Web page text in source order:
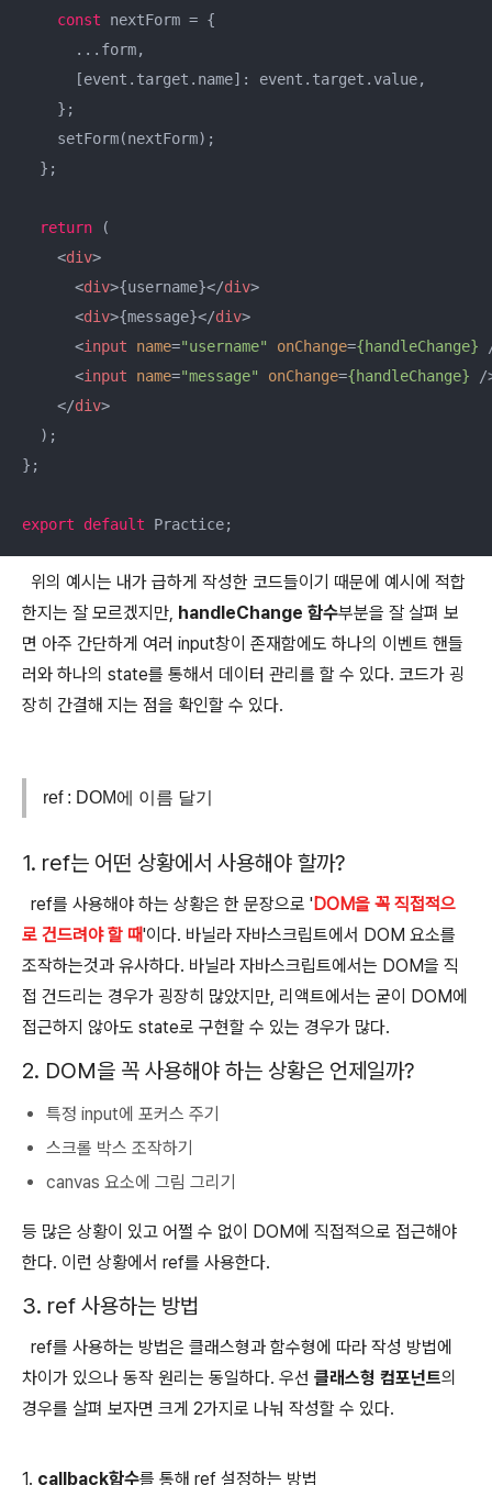
const nextForm = {
      ...form,
      [event.target.name]: event.target.value,
    };
    setForm(nextForm);
  };
return (
<div>
<div>{username}</div>
<div>{message}</div>
<input name="username" onChange={handleChange}
<input name="message" onChange={handleChange} /
</div>
  );
};
export default Practice;
위의 예시는 내가 급하게 작성한 코드들이기 때문에 예시에 적합
한지는 잘 모르겠지만, handleChange 함수부분을 잘 살펴 보
면 아주 간단하게 여러 input창이 존재함에도 하나의 이벤트 핸들
러와 하나의 state를 통해서 데이터 관리를 할 수 있다. 코드가 굉
장히 간결해 지는 점을 확인할 수 있다.
ref : DOM에 이름 달기
1. ref는 어떤 상황에서 사용해야 할까?
ref를 사용해야 하는 상황은 한 문장으로 ' DOM을 꼭 직접적으
로 건드려야 할 때'이다. 바닐라 자바스크립트에서 DOM 요소를
조작하는것과 유사하다. 바닐라 자바스크립트에서는 DOM을 직
접 건드리는 경우가 굉장히 많았지만, 리액트에서는 굳이 DOM에
접근하지 않아도 state로 구현할 수 있는 경우가 많다.
2. DOM을 꼭 사용해야 하는 상황은 언제일까?
특정 input에 포커스 주기
스크롤 박스 조작하기
canvas 요소에 그림 그리기
등 많은 상황이 있고 어쩔 수 없이 DOM에 직접적으로 접근해야
한다. 이런 상황에서 ref를 사용한다.
3. ref 사용하는 방법
ref를 사용하는 방법은 클래스형과 함수형에 따라 작성 방법에
차이가 있으나 동작 원리는 동일하다. 우선 클래스형 컴포넌트의
경우를 살펴 보자면 크게 2가지로 나눠 작성할 수 있다.
1. callback함수를 통해 ref 설정하는 방법